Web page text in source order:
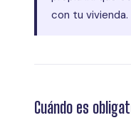
con tu vivienda.
Cuándo es